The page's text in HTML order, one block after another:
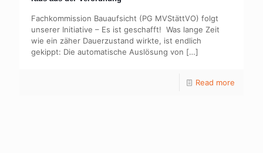
Fachkommission Bauaufsicht (PG MVStättVO) folgt
unserer Initiative – Es ist geschafft! Was lange Zeit
wie ein zäher Dauerzustand wirkte, ist endlich
gekippt: Die automatische Auslösung von […]
Read more